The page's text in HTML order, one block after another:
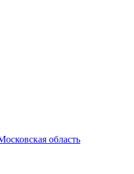
область